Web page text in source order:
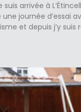
suis arrivée à
journée d’essai
et depuis j’y suis